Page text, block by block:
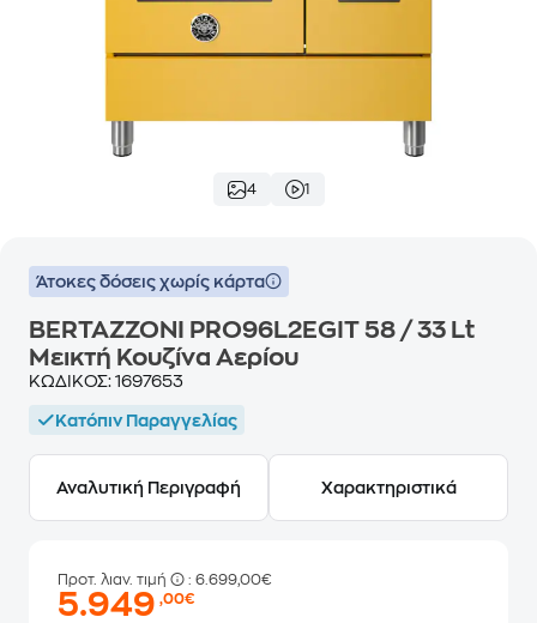
4 1
Άτοκες δόσεις χωρίς κάρτα
BERTAZZONI PRO96L2EGIT 58 / 33 Lt
Μεικτή Κουζίνα Αερίου
ΚΩΔΙΚΟΣ: 1697653
Κατόπιν Παραγγελίας
Αναλυτική Περιγραφή Χαρακτηριστικά
Προτ. λιαν. τιμή : 6.699,00€
5.949,00€